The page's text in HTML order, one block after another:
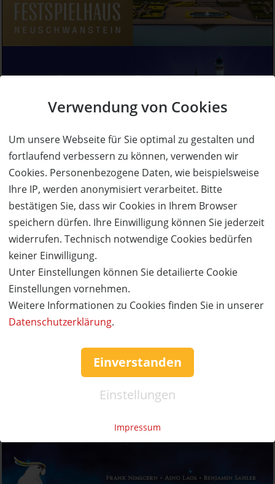
Verwendung von Cookies
Um unsere Webseite für Sie optimal zu gestalten und
fortlaufend verbessern zu können, verwenden wir
Cookies. Personenbezogene Daten, wie beispielsweise
Ihre IP, werden anonymisiert verarbeitet. Bitte
bestätigen Sie, dass wir Cookies in Ihrem Browser
speichern dürfen. Ihre Einwilligung können Sie jederzeit
widerrufen. Technisch notwendige Cookies bedürfen
keiner Einwilligung.
Unter Einstellungen können Sie detailierte Cookie
Einstellungen vornehmen.
Weitere Informationen zu Cookies finden Sie in unserer
Datenschutzerklärung.
Einverstanden
Einstellungen
Impressum